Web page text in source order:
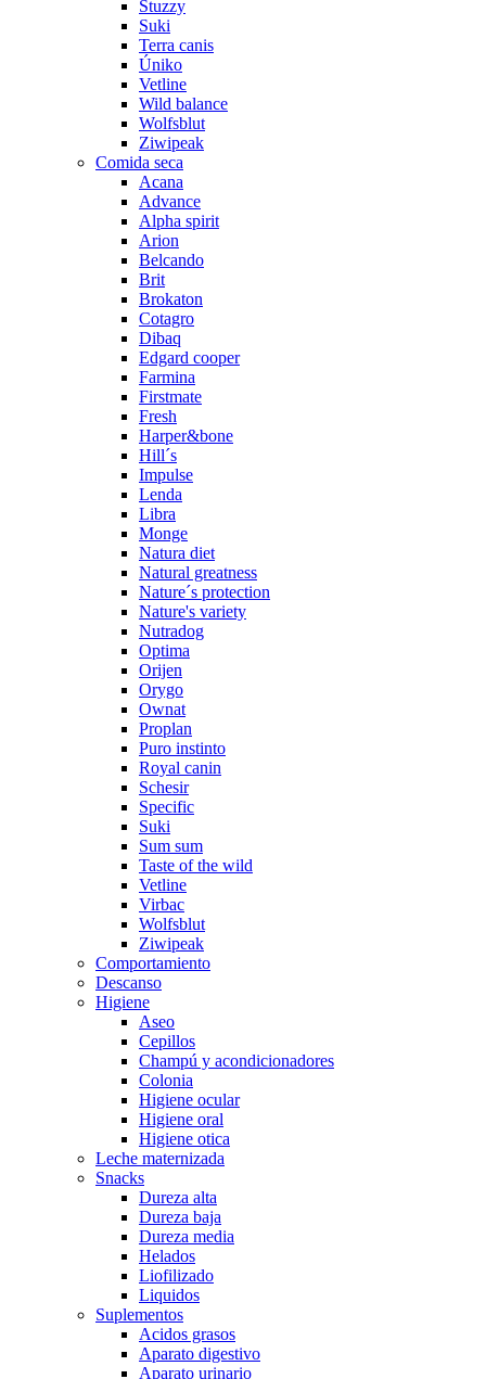
Stuzzy
Suki
Terra canis
Úniko
Vetline
Wild balance
Wolfsblut
Ziwipeak
Comida seca
Acana
Advance
Alpha spirit
Arion
Belcando
Brit
Brokaton
Cotagro
Dibaq
Edgard cooper
Farmina
Firstmate
Fresh
Harper&bone
Hill´s
Impulse
Lenda
Libra
Monge
Natura diet
Natural greatness
Nature´s protection
Nature's variety
Nutradog
Optima
Orijen
Orygo
Ownat
Proplan
Puro instinto
Royal canin
Schesir
Specific
Suki
Sum sum
Taste of the wild
Vetline
Virbac
Wolfsblut
Ziwipeak
Comportamiento
Descanso
Higiene
Aseo
Cepillos
Champú y acondicionadores
Colonia
Higiene ocular
Higiene oral
Higiene otica
Leche maternizada
Snacks
Dureza alta
Dureza baja
Dureza media
Helados
Liofilizado
Liquidos
Suplementos
Acidos grasos
Aparato digestivo
Aparato urinario